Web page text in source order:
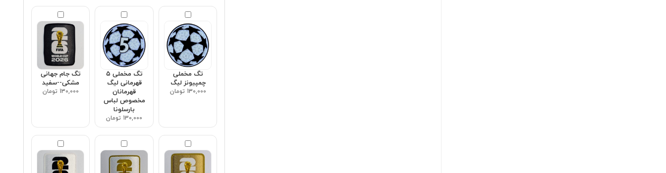
تگ مخملی
چمپیونز لیگ
130,000 تومان
تگ مخملی ۵
قهرمانی لیگ
قهرمانان
مخصوص لباس
بارسلونا
130,000 تومان
تگ جام جهانی
مشکی--سفید
130,000 تومان